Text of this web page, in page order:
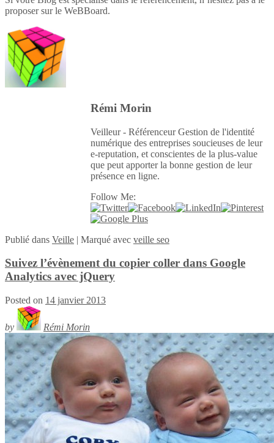
proposer sur le WeBBoard.
Rémi Morin
Veilleur - Référenceur Gestion de l'identité
numérique des entreprises soucieuses de leur
e-reputation, et conscientes de la plus-value
que peut apporter la bonne gestion de leur
présence en ligne.
Follow Me:
Publié dans Veille | Marqué avec veille seo
Suivez l’évènement du copier coller dans Google
Analytics avec jQuery
Posted on 14 janvier 2013
by Rémi Morin